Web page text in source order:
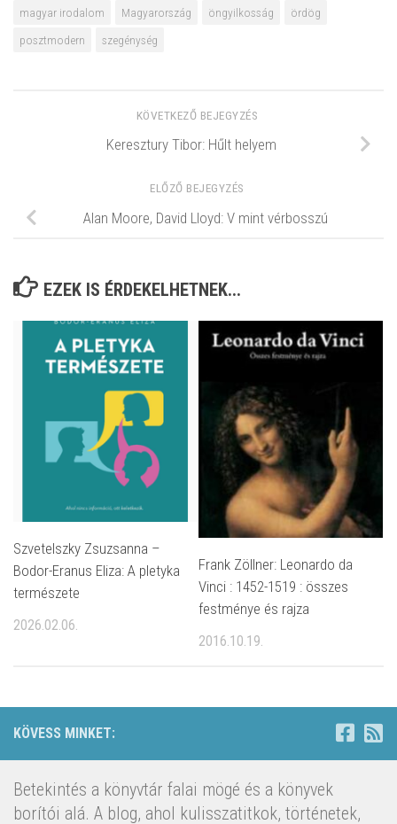
magyar irodalom
Magyarország öngyilkosság
ördög
posztmodern
szegénység
KÖVETKEZŐ BEJEGYZÉS
Keresztury Tibor: Hűlt helyem
ELŐZŐ BEJEGYZÉS
Alan Moore, David Lloyd: V mint vérbosszú
EZEK IS ÉRDEKELHETNEK...
Szvetelszky Zsuzsanna –
Bodor-Eranus Eliza: A pletyka
természete
2026.02.06.
Frank Zöllner: Leonardo da
Vinci : 1452-1519 : összes
festménye és rajza
2016.10.19.
KÖVESS MINKET:
Betekintés a könyvtár falai mögé és a könyvek
borítói alá. A blog, ahol kulisszatitkok, történetek,